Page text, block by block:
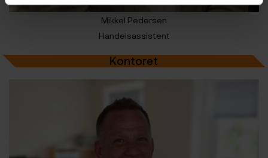
Mikkel Pedersen
Handelsassistent
Kontoret